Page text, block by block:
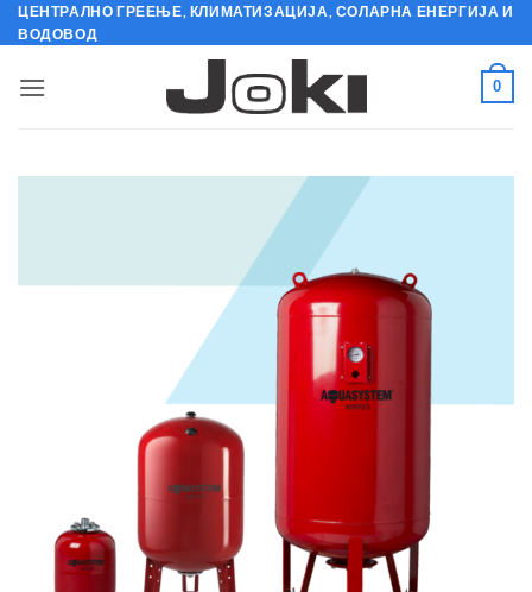
Skip
to
ЦЕНТРАЛНО ГРЕЕЊЕ, КЛИМАТИЗАЦИЈА, СОЛАРНА ЕНЕРГИЈА И
ВОДОВОД
0